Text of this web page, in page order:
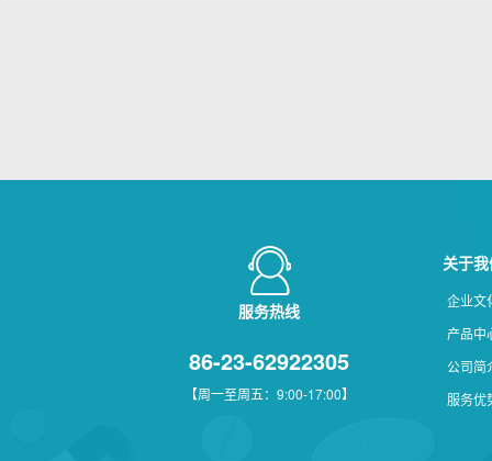
服务热线
86-23-62922305
【周一至周五：9:00-17:00】
关于
企业文
产品中
公司简
服务优